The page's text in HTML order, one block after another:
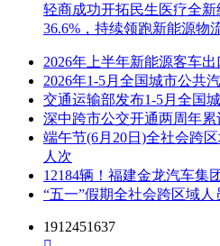
轻商成功开拓民生医疗全
36.6%，持续领跑新能源物
2026年上半年新能源客车出
2026年1-5月全国城市公共
交通运输部发布1-5月全国
深中跨市公交开通两周年
端午节(6月20日)全社会跨
人次
12184辆！福建金龙汽车集
“五一”假期全社会跨区域
1912451637